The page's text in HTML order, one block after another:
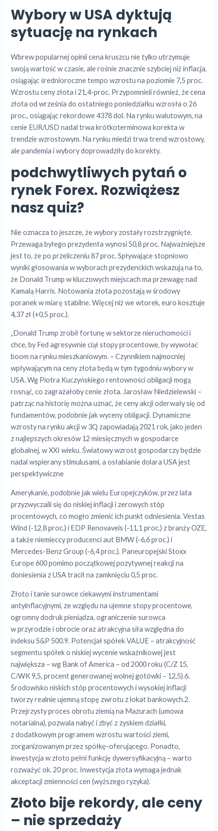
Wybory w USA dyktują
sytuację na rynkach
Wbrew popularnej opinii cena kruszcu nie tylko utrzymuje
swoją wartość w czasie, ale rośnie znacznie szybciej niż inflacja,
osiągając średnioroczne tempo wzrostu na poziomie 7,5 proc.
Wzrostu ceny złota i 21,4-proc. Przypomnieli również, że cena
złota od września do ostatniego poniedziałku wzrosła o 26
proc., osiągając rekordowe 4378 dol. Na rynku walutowym, na
cenie EUR/USD nadal trwa krótkoterminowa korekta w
trendzie wzrostowym. Na rynku miedzi trwa trend wzrostowy,
ale pandemia i wybory doprowadziły do korekty.
podchwytliwych pytań o
rynek Forex. Rozwiążesz
nasz quiz?
Nie oznacza to jeszcze, że wybory zostały rozstrzygnięte.
Przewaga byłego prezydenta wynosi 50,8 proc. Najważniejsze
jest to, że po przeliczeniu 87 proc. Spływające stopniowo
wyniki głosowania w wyborach prezydenckich wskazują na to,
że Donald Trump w kluczowych miejscach ma przewagę nad
Kamalą Harris. Notowania złota pozostają w środowy
poranek w miarę stabilne. Więcej niż we wtorek, euro kosztuje
4,37 zł (+0,5 proc.).
„Donald Trump zrobił fortunę w sektorze nieruchomości i
chce, by Fed agresywnie ciął stopy procentowe, by wywołać
boom na rynku mieszkaniowym. – Czynnikiem najmocniej
wpływającym na ceny złota będą w tym tygodniu wybory w
USA. Wg Piotra Kuczyńskiego rentowności obligacji mogą
rosnąć, co zagrażałoby cenie złota. Jarosław Niedzielewski –
patrząc na historię można uznać, że ceny akcji oderwały się od
fundamentów, podobnie jak wyceny obligacji. Dynamiczne
wzrosty na rynku akcji w 3Q zapowiadają 2021 rok, jako jeden
z najlepszych okresów 12 miesięcznych w gospodarce
globalnej, w XXI wieku. Światowy wzrost gospodarczy będzie
nadal wspierany stimulusami, a osłabianie dolara USA jest
perspektywiczne
Amerykanie, podobnie jak wielu Europejczyków, przez lata
przyzwyczaili się do niskiej inflacji i zerowych stóp
procentowych, co mogło zmienić ich punkt odniesienia. Vestas
Wind (-12,8 proc.) i EDP Renovaveis (-11,1 proc.) z branży OZE,
a także niemieccy producenci aut BMW (-6,6 proc.) i
Mercedes-Benz Group (-6,4 proc.). Paneuropejski Stoxx
Europe 600 pomimo początkowej pozytywnej reakcji na
doniesienia z USA tracił na zamknięciu 0,5 proc.
Złoto i tanie surowce ciekawymi instrumentami
antyinflacyjnymi, ze względu na ujemne stopy procentowe,
ogromny dodruk pieniądza, ograniczenie surowca
w przyrodzie i obrocie oraz atrakcyjna siła względna do
indeksu S&P 500.9. Potencjał spółek VALUE – atrakcyjność
segmentu spółek o niskiej wycenie wskaźnikowej jest
największa – wg Bank of America – od 2000 roku (C/Z 15,
C/WK 9,5, procent generowanej wolnej gotówki – 12,5).6.
Środowisko niskich stóp procentowych i wysokiej inflacji
tworzy realnie ujemną stopę zwrotu z lokat bankowych.2.
Przejrzysty proces obrotu ziemią na Mazurach (umowa
notarialna), pozwala nabyć i zbyć z zyskiem działki,
z dodatkowym programem wzrostu wartości ziemi,
zorganizowanym przez spółkę-oferującego. Ponadto,
inwestycja w złoto pełni funkcję dywersyfikacyjną – warto
rozważyć ok. 20 proc. Inwestycja złota wymaga jednak
akceptacji zmienności cen (wyższego ryzyka).
Złoto bije rekordy, ale ceny
– nie sprzedaży